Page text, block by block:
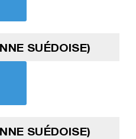
SUÉDOISE)
SUÉDOISE)